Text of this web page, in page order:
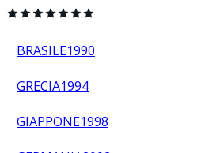
BRASILE1990
GRECIA1994
GIAPPONE1998